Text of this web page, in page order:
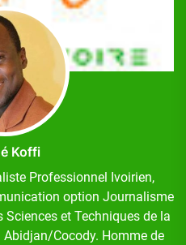
Koffi
Professionnel Ivoirien,
option Journalisme
et Techniques de la
Cocody. Homme de